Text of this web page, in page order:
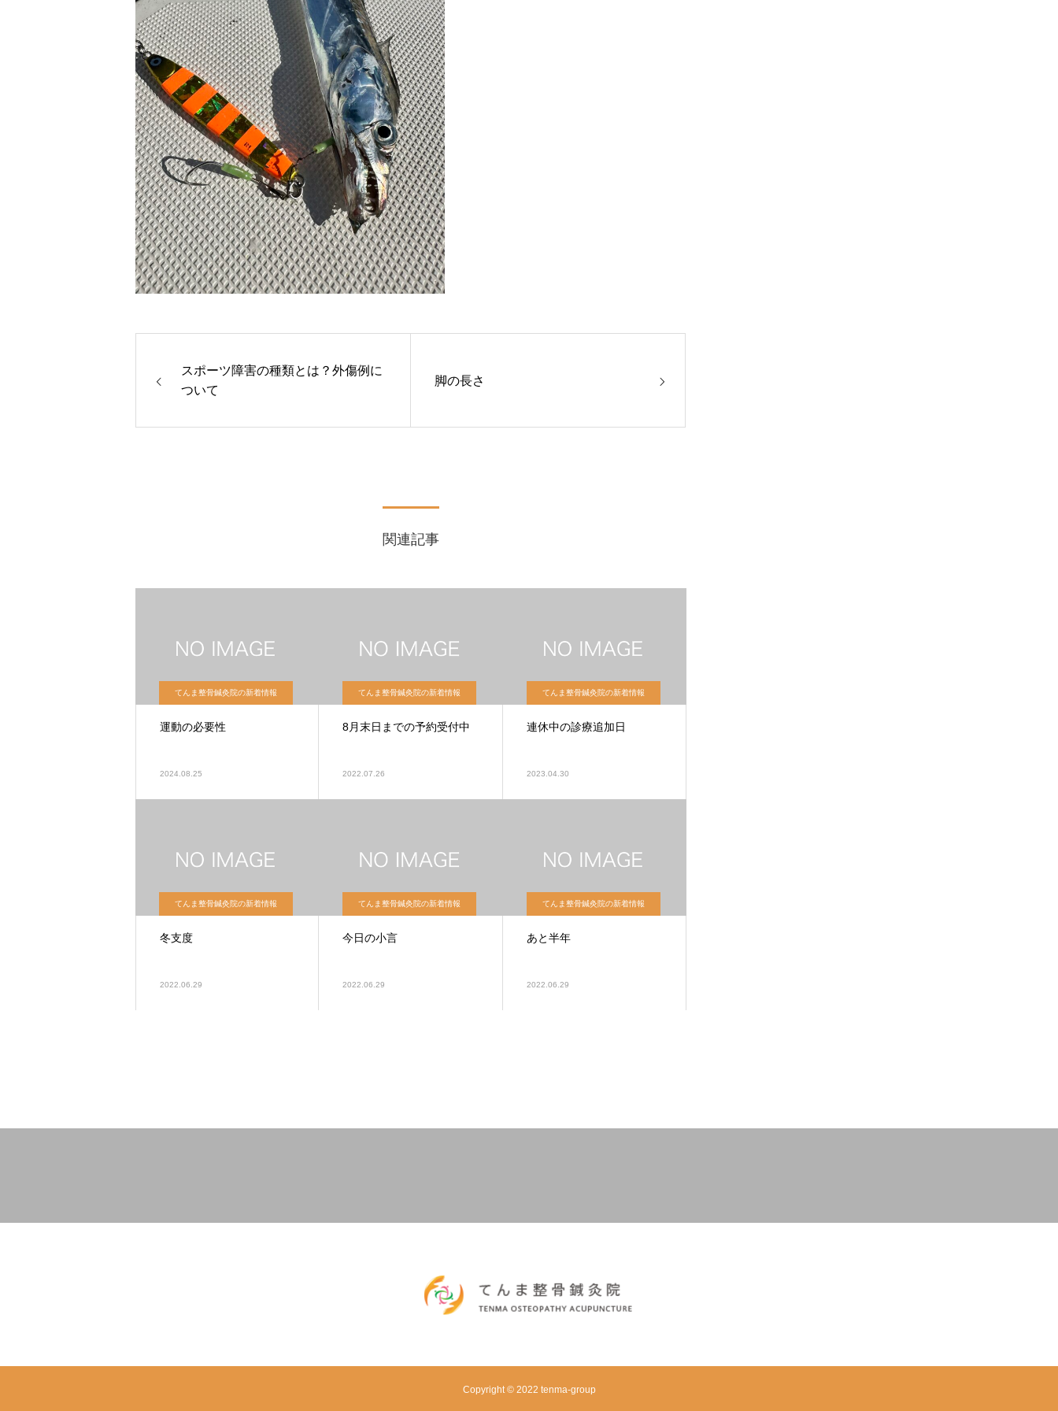
スポーツ障害の種類とは？外傷例に
ついて
脚の長さ
関連記事
てんま整骨鍼灸院の新着情報
運動の必要性
2024.08.25
てんま整骨鍼灸院の新着情報
8月末日までの予約受付中
2022.07.26
てんま整骨鍼灸院の新着情報
連休中の診療追加日
2023.04.30
てんま整骨鍼灸院の新着情報
冬支度
2022.06.29
てんま整骨鍼灸院の新着情報
今日の小言
2022.06.29
てんま整骨鍼灸院の新着情報
あと半年
2022.06.29
Copyright © 2022 tenma-group